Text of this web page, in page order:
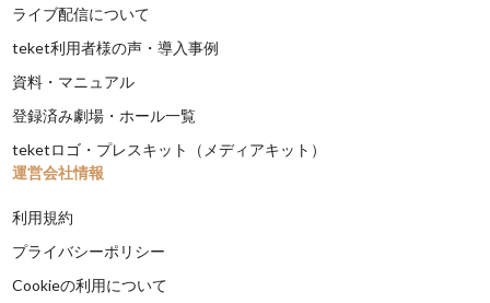
ライブ配信について
teket利用者様の声・導入事例
資料・マニュアル
登録済み劇場・ホール一覧
teketロゴ・プレスキット（メディアキット）
運営会社情報
利用規約
プライバシーポリシー
Cookieの利用について